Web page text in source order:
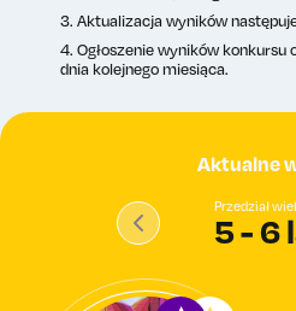
3. Aktualizacja wyników
4. Ogłoszenie wyników konkursu
dnia kolejnego miesiąca.
Aktualne
Przedział
5 - 6